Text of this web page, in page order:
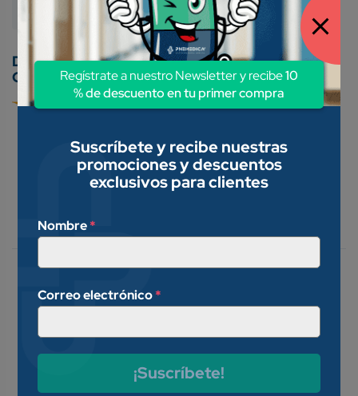
Medicamentos Genéricos
Conoce nuestros métodos de pago:
susceptibles, tricomoniásicas,
haya determinado su origen;
ectropión, electrofulguraciones,
cervicitis, vulvitis y vaginosis
Suscríbete y recibe nuestras
promociones y descuentos
exclusivos para clientes
Nombre*
Correo electrónico*
¡Suscríbete!
Regístrate a nuestro Newsletter y recibe10
% de descuento en tu primer compra